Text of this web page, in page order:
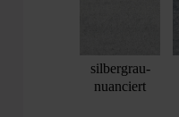
silbergrau-
nuanciert